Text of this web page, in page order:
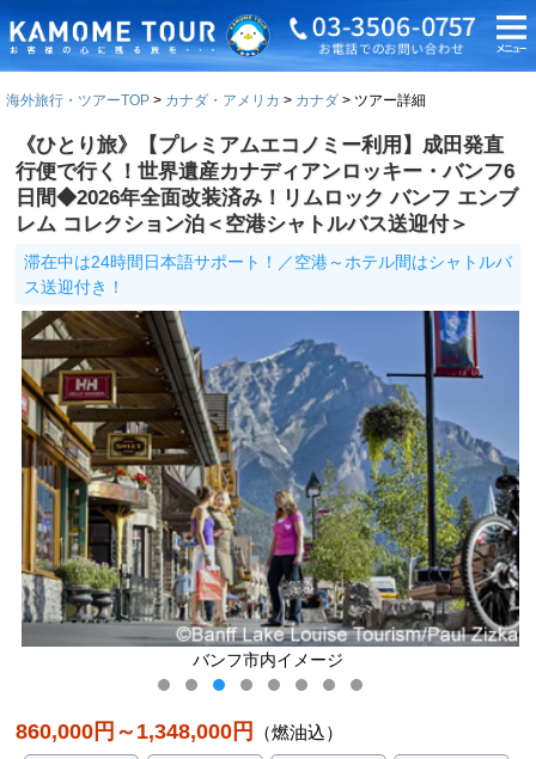
海外旅行・ツアーTOP カナダ・アメリカ カナダ ツアー詳細
《ひとり旅》【プレミアムエコノミー利用】成田発直
行便で行く！世界遺産カナディアンロッキー・バンフ6
日間◆2026年全面改装済み！リムロック バンフ エンブ
レム コレクション泊＜空港シャトルバス送迎付＞
滞在中は24時間日本語サポート！／空港～ホテル間はシャトルバ
ス送迎付き！
バンフ市内イメージ
860,000円～1,348,000円 （燃油込）